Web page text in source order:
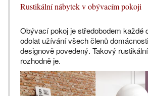
Rustikální nábytek v obývacím pokoji
Obývací pokoj je středobodem každé
odolat užívání všech členů
designově povedený. Takový
rozhodně je.